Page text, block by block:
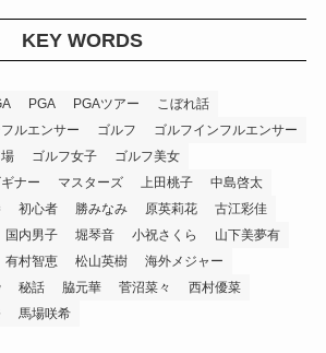
KEY WORDS
PGA PGAツアー
こぼれ話
ルエンサー ゴルフ
ゴルフインフルエンサー
ゴルフ女子
ゴルフ美女
ギナー マスターズ 上田桃子
中島啓太
初心者 勝みなみ 原英莉花
古江彩佳
国内男子 堀琴音 小祝さくら
山下美夢有
有村智恵 松山英樹
海外メジャー
秘話 脇元華 菅沼菜々
西村優菜
馬場咲希